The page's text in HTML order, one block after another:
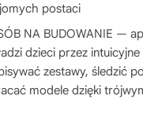
postaci
NA BUDOWANIE —
dzieci przez intuicyjne
zestawy, śledzić
modele dzięki